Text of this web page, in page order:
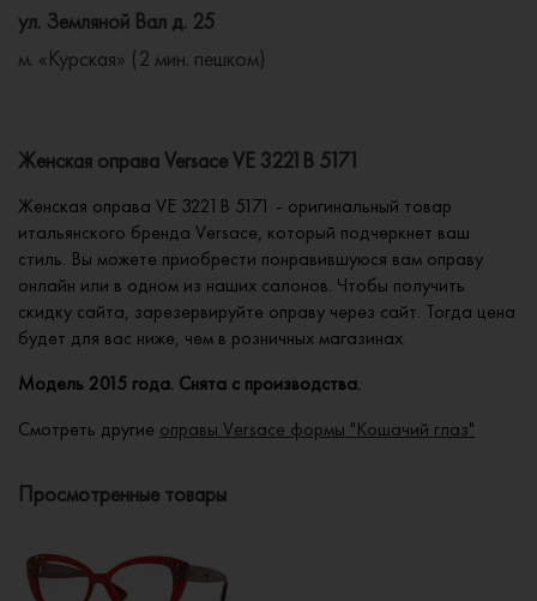
ул. Земляной Вал д. 25
м. «Курская» (2 мин. пешком)
Женская оправа Versace VE 3221B 5171
Женская оправа VE 3221B 5171 - оригинальный товар
итальянского бренда Versace, который подчеркнет ваш
стиль. Вы можете приобрести понравившуюся вам оправу
онлайн или в одном из наших салонов. Чтобы получить
скидку сайта, зарезервируйте оправу через сайт. Тогда цена
будет для вас ниже, чем в розничных магазинах.
Модель 2015 года. Снята с производства.
Смотреть другие оправы Versace формы "Кошачий глаз"
Просмотренные товары